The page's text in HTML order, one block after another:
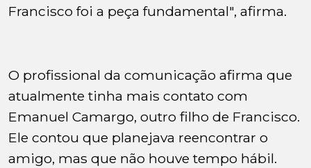
Francisco foi a peça fundamental", afirma.
O profissional da comunicação afirma que
atualmente tinha mais contato com
Emanuel Camargo, outro filho de Francisco.
Ele contou que planejava reencontrar o
amigo, mas que não houve tempo hábil.